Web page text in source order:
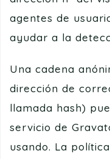
agentes de
ayudar a la
Una cadena
dirección de
llamada hash)
servicio de
usando. La